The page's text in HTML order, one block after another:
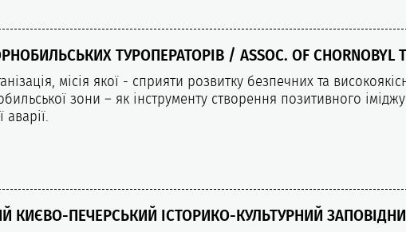
ТУРОПЕРАТОРІВ / ASSOC. OF CHORNOBYL
місія якої - сприяти розвитку безпечних та
зони – як інструменту створення позитивного
КИЄВО-ПЕЧЕРСЬКИЙ ІСТОРИКО-КУЛЬТУРНИЙ